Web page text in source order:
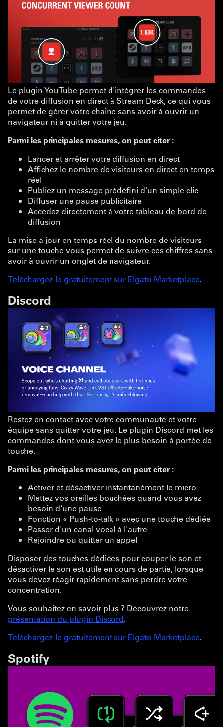
Le plugin YouTube permet d'intégrer les commandes
de votre diffusion en direct à Stream Deck, ce qui vous
permet de gérer votre chaîne sans avoir à ouvrir un
navigateur ni à quitter votre jeu.
Parmi les principales mesures, on peut citer :
Lancer et arrêter votre diffusion en direct
Affichez le nombre de visiteurs en direct en temps
réel
Publiez un message prédéfini d'un simple clic
Diffuser une pause publicitaire
Accédez directement à votre tableau de bord de
diffusion
La mise à jour en temps réel du nombre de visiteurs
sur une touche vous permet de suivre ces chiffres sans
avoir à ouvrir un onglet de navigateur.
Téléchargez-le gratuitement sur Elgato Marketplace.
Discord
Restez en contact avec votre communauté et votre
équipe sans quitter votre jeu. Le plugin Discord met les
commandes dont vous avez le plus besoin à portée de
touche.
Parmi les principales mesures, on peut citer :
Activer et désactiver instantanément le micro
Mettez vos oreilles bouchées quand vous avez
besoin d'une pause
Fonction « Push-to-talk » avec une touche dédiée
Passer d'un canal vocal à l'autre
Rejoindre ou quitter un appel
Disposer des touches dédiées pour couper le son et
désactiver le son est utile en cours de partie, lorsque
vous devez réagir rapidement sans perdre votre
concentration.
Vous souhaitez en savoir plus ? Découvrez notre
présentation du plugin Discord.
Téléchargez-le gratuitement sur Elgato Marketplace.
Spotify